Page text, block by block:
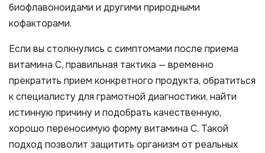
биофлавоноидами и другими природными
кофакторами.
Если вы столкнулись с симптомами после приема
витамина С, правильная тактика — временно
прекратить прием конкретного продукта, обратиться
к специалисту для грамотной диагностики, найти
истинную причину и подобрать качественную,
хорошо переносимую форму витамина С. Такой
подход позволит защитить организм от реальных